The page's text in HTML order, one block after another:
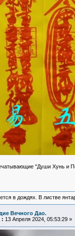
"Души Хунь и
в дождях. В листве
Вечного Дао.
: 13 Апреля 2024, 05:53:29 »